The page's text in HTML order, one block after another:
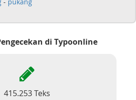
di Typoonline
415.253 Teks